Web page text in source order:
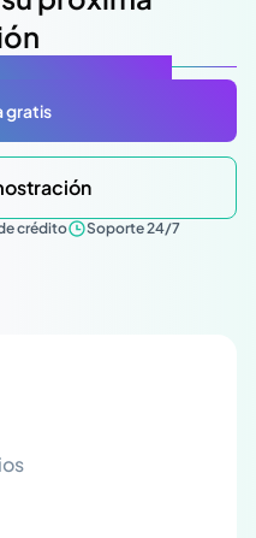
gratis
crédito Soporte 24/7